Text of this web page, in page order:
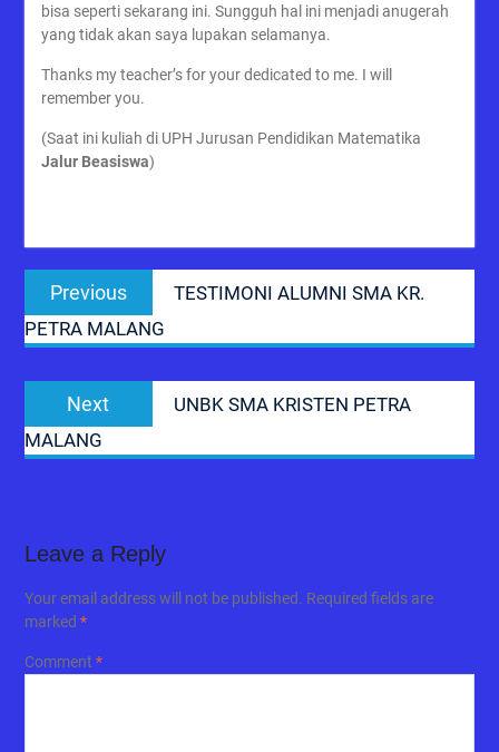
bisa seperti sekarang ini. Sungguh hal ini menjadi anugerah
yang tidak akan saya lupakan selamanya.
Thanks my teacher’s for your dedicated to me. I will
remember you.
(Saat ini kuliah di UPH Jurusan Pendidikan Matematika
Jalur Beasiswa)
Post
navigation
Previous
post:
TESTIMONI ALUMNI SMA KR.
PETRA MALANG
Next
post:
UNBK SMA KRISTEN PETRA
MALANG
Leave a Reply
Your email address will not be published. Required fields are
marked *
Comment *